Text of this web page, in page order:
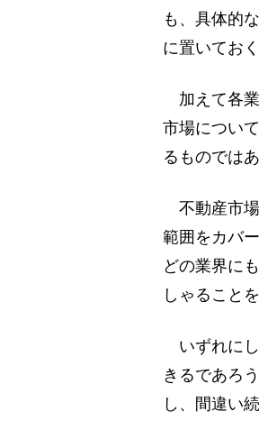
も、具体的
に置いてお
加えて各業
市場につい
るものでは
不動産市場
範囲をカバ
どの業界に
しゃること
いずれにし
きるであろ
し、間違い